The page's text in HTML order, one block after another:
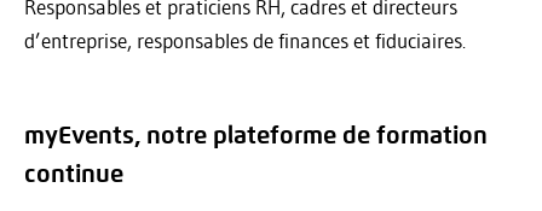
Responsables et praticiens RH, cadres et directeurs
d’entreprise, responsables de finances et fiduciaires.
myEvents, notre plateforme de formation
continue